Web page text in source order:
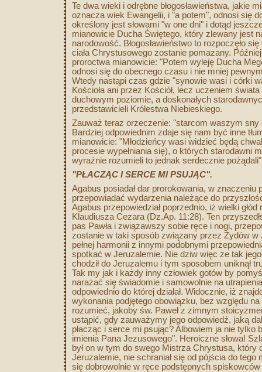
Te dwa wieki i odrębne błogosławieństwa, jakie
oznacza wiek Ewangelii, i "a potem", odnosi się
określony jest słowami "w one dni" i dotąd
mianowicie Ducha Świętego, który zlewany jest
narodowość. Błogosławieństwo to rozpoczęło
ciała Chrystusowego zostanie pomazany.
proroctwa mianowicie: "Potem wyleję Ducha
odnosi się do obecnego czasu i nie mniej
Wtedy nastąpi czas gdzie "synowie wasi i córki
Kościoła ani przez Kościół, lecz uczeniem
duchowym poziomie, a doskonałych
przedstawicieli Królestwa Niebieskiego.
Zauważ teraz orzeczenie: "starcom waszym sny
Bardziej odpowiednim zdaje się nam być inne
mianowicie: "Młodzieńcy wasi widzieć będą
procesie wypełniania się), o których starodawni
wyraźnie rozumieli to jednak serdecznie
"PŁACZĄC I SERCE MI PSUJĄC".
Agabus posiadał dar prorokowania, w
przepowiadać wydarzenia należące do
Agabus przepowiedział poprzednio, iż wielki
Klaudiusza Cezara (Dz.Ap. 11:28). Ten
pas Pawła i związawszy sobie ręce i nogi,
zostanie w taki sposób związany przez Żydów
pełnej harmonii z innymi podobnymi
spotkać w Jeruzalemie. Nie dziw więc że tak
chodził do Jeruzalemu i tym sposobem uniknął
Tak my jak i każdy inny człowiek gotów by
narażać się świadomie i samowolnie na
odpowiednio do której działał. Widocznie, iż
wykonania podjętego obowiązku, bez względu
rozumieć, jakoby św. Paweł z zimnym
ustąpić, gdy zauważymy jego odpowiedź, jaką
płacząc i serce mi psując? Albowiem ja nie
imienia Pana Jezusowego". Heroiczne słowa!
był on w tym do swego Mistrza Chrystusa,
Jeruzalemie, nie schraniał się od pójścia do tego
się dobrowolnie w ręce podstępnych